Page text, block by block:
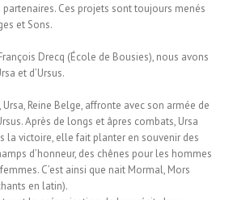
Ces projets sont toujours menés
et Sons.
Drecq (École de Bousies), nous avons
et d’Ursus.
Ursa, Reine Belge, affronte avec son armée de
Après de longs et âpres combats, Ursa
la victoire, elle fait planter en souvenir des
d’honneur, des chênes pour les hommes
C’est ainsi que nait Mormal, Mors
en latin).